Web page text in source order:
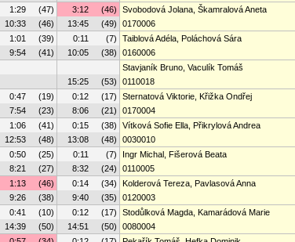
1:29 (47) 3:12 (46)
Svobodová Jolana, Škamralová Aneta
10:33 (46) 13:45 (49)
0170006
1:01 (39) 0:11 (7)
Taiblová Adéla, Poláchová Sára
9:54 (41) 10:05 (38)
0160006
Stavjaník Bruno, Vaculík Tomáš
15:25 (53)
0110018
0:47 (19) 0:12 (17)
Sternatová Viktorie, Křižka Ondřej
7:54 (23) 8:06 (21)
0170004
1:06 (41) 0:15 (38)
Vítková Sofie Ella, Přikrylová Andrea
12:53 (48) 13:08 (48)
0030010
0:50 (25) 0:11 (7)
Ingr Michal, Fišerová Beata
8:21 (27) 8:32 (24)
0110005
1:13 (46) 0:14 (34)
Kolderová Tereza, Pavlasová Anna
9:26 (38) 9:40 (35)
0120003
0:41 (10) 0:12 (17)
Stodůlková Magda, Kamarádová Marie
14:39 (50) 14:51 (50)
0080004